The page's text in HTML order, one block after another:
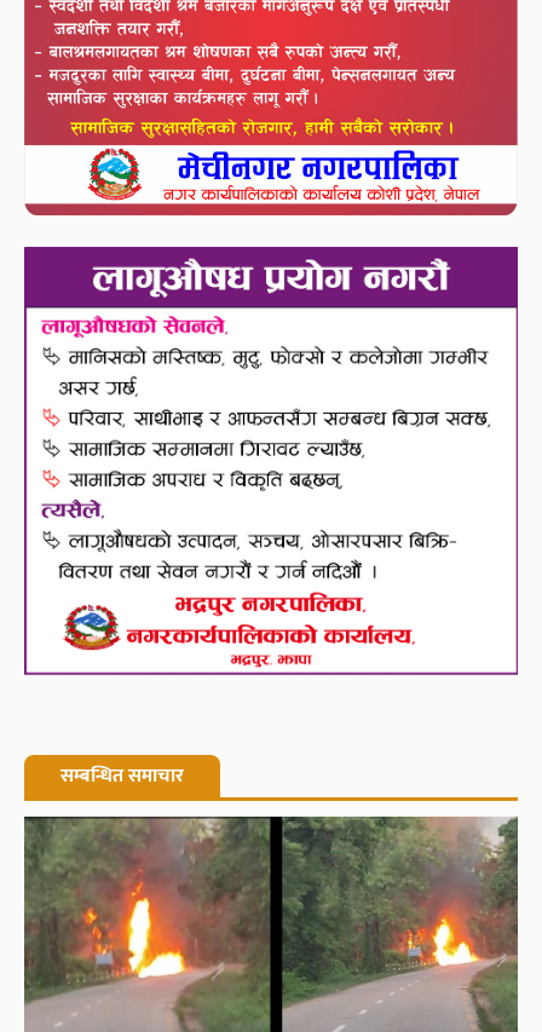
सम्बन्धित समाचार